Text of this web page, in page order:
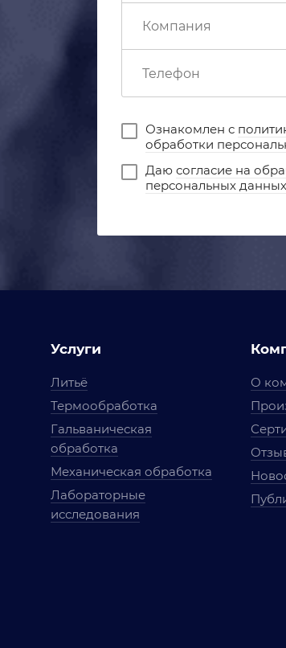
Ознакомлен с
обработки
Даю согласие на
персональных данных
Услуги
Литьё
Термообработка
Гальваническая
обработка
Механическая обработка
Лабораторные
исследования
О